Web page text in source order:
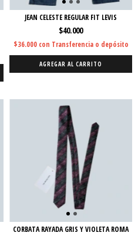
JEAN CELESTE REGULAR FIT LEVIS
$40.000
$36.000 con Transferencia o depósito
AGREGAR AL CARRITO
CORBATA RAYADA GRIS Y VIOLETA ROMA